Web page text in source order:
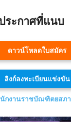
ระกาศที่แนบ
ดาวน์โหลดใบสมัคร
ลิงก์ลงทะเบียนแข่งขัน
กงานราชบัณฑิตยสภา